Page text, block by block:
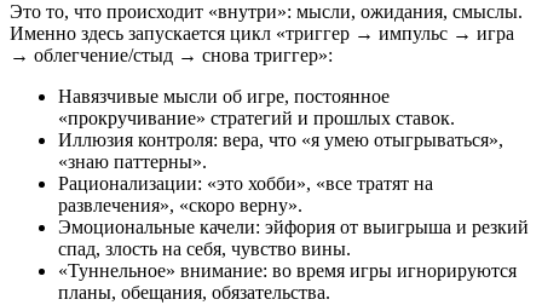
Это то, что происходит «внутри»: мысли, ожидания, смыслы.
Именно здесь запускается цикл «триггер → импульс → игра
→ облегчение/стыд → снова триггер»:
Навязчивые мысли об игре, постоянное
«прокручивание» стратегий и прошлых ставок.
Иллюзия контроля: вера, что «я умею отыгрываться»,
«знаю паттерны».
Рационализации: «это хобби», «все тратят на
развлечения», «скоро верну».
Эмоциональные качели: эйфория от выигрыша и резкий
спад, злость на себя, чувство вины.
«Туннельное» внимание: во время игры игнорируются
планы, обещания, обязательства.